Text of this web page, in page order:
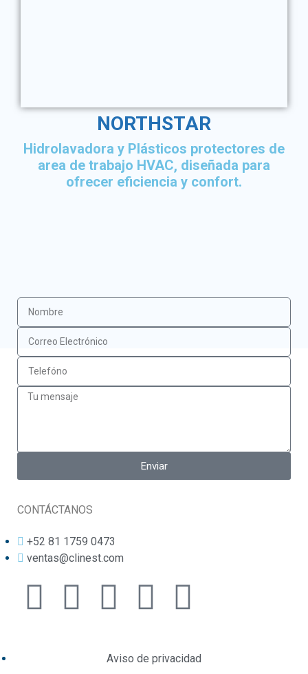
NORTHSTAR
Hidrolavadora y Plásticos protectores de
area de trabajo HVAC, diseñada para
ofrecer eficiencia y confort.
Enviar
CONTÁCTANOS
+52 81 1759 0473
ventas@clinest.com
Aviso de privacidad